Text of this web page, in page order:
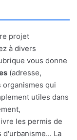
projet
à divers
vous donne
(adresse,
organismes qui
utiles dans
les permis de
La